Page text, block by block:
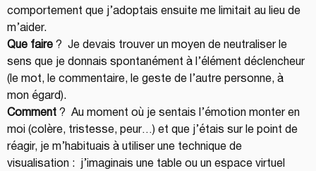
comportement que j’adoptais ensuite me limitait au lieu de
m’aider.
Que faire ?  Je devais trouver un moyen de neutraliser le
sens que je donnais spontanément à l’élément déclencheur
(le mot, le commentaire, le geste de l’autre personne, à
mon égard).
Comment ?  Au moment où je sentais l’émotion monter en
moi (colère, tristesse, peur…) et que j’étais sur le point de
réagir, je m’habituais à utiliser une technique de
visualisation :  j’imaginais une table ou un espace virtuel